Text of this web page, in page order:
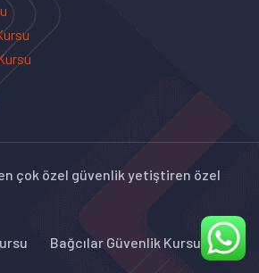
çok özel güvenlik yetiştiren özel
Bağcılar Güvenlik Kursu